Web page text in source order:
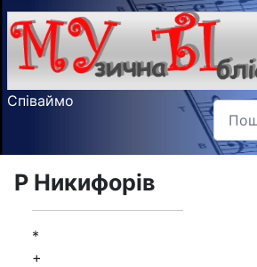
Співаймо Пошук
Type
Р Никифорів
*
+